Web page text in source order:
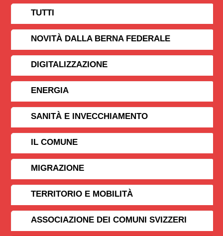
TUTTI
NOVITÀ DALLA BERNA FEDERALE
DIGITALIZZAZIONE
ENERGIA
SANITÀ E INVECCHIAMENTO
IL COMUNE
MIGRAZIONE
TERRITORIO E MOBILITÀ
ASSOCIAZIONE DEI COMUNI SVIZZERI